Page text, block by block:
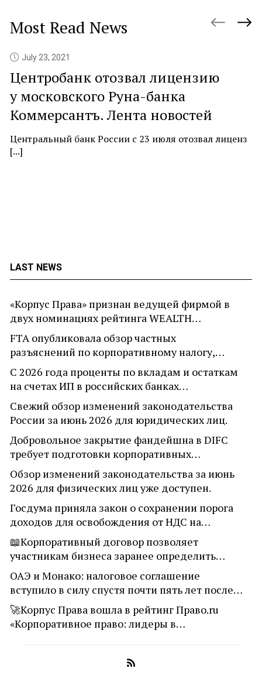
LAST NEWS
«Корпус Права» признан ведущей фирмой в
двух номинациях рейтинга WEALTH…
FTA опубликовала обзор частных
разъяснений по корпоративному налогу,…
С 2026 года проценты по вкладам и остаткам
на счетах ИП в российских банках…
Свежий обзор изменений законодательства
России за июнь 2026 для юридических лиц.
Добровольное закрытие фандейшна в DIFC
требует подготовки корпоративных…
Обзор изменений законодательства за июнь
2026 для физических лиц уже доступен.
Госдума приняла закон о сохранении порога
доходов для освобождения от НДС на…
📖Корпоративный договор позволяет
участникам бизнеса заранее определить…
ОАЭ и Монако: налоговое соглашение
вступило в силу спустя почти пять лет после…
🚀Корпус Права вошла в рейтинг Право.ru
«Корпоративное право: лидеры в…
Most Read News
July 23, 2021
Центробанк отозвал лицензию
у московского Руна-банка
Коммерсантъ. Лента новостей
Центральный банк России с 23 июля отозвал лиценз
[...]